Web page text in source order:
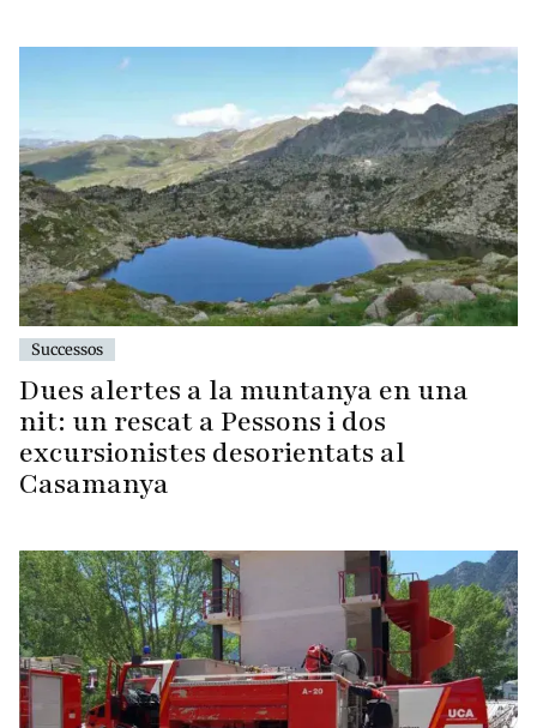
Successos
Dues alertes a la muntanya en una
nit: un rescat a Pessons i dos
excursionistes desorientats al
Casamanya